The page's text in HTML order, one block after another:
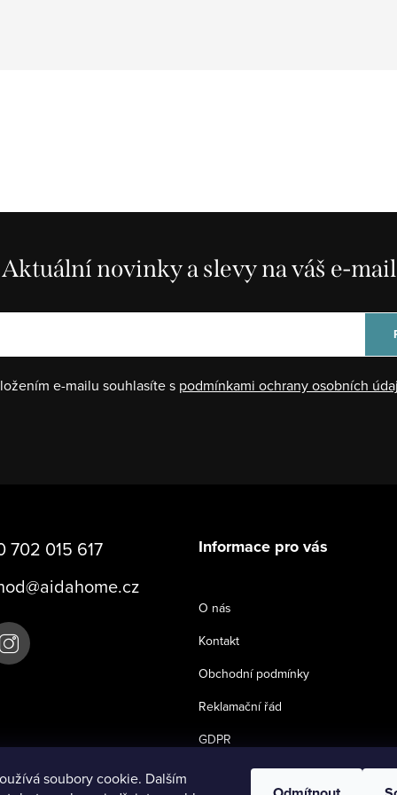
soubory cookie. Dalším
Aktuální novinky a slevy na váš e-mail
e-mailu souhlasíte s podmínkami ochrany osobních
702 015 617
@aidahome.cz
Informace pro vás
O nás
Kontakt
Obchodní podmínky
Reklamační řád
GDPR